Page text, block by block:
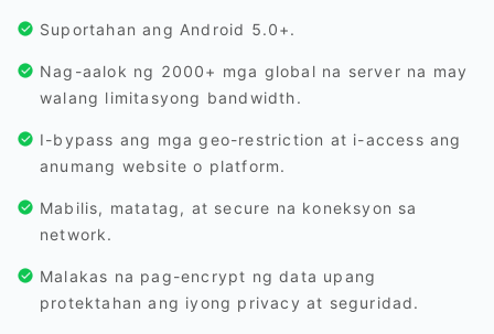
Suportahan ang Android 5.0+.
Nag-aalok ng 2000+ mga global na server na may
walang limitasyong bandwidth.
I-bypass ang mga geo-restriction at i-access ang
anumang website o platform.
Mabilis, matatag, at secure na koneksyon sa
network.
Malakas na pag-encrypt ng data upang
protektahan ang iyong privacy at seguridad.